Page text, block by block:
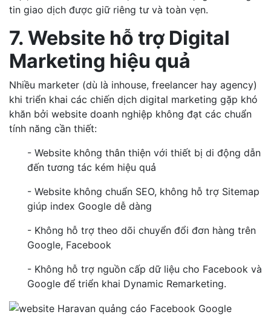
tin giao dịch được giữ riêng tư và toàn vẹn.
7. Website hỗ trợ Digital
Marketing hiệu quả
Nhiều marketer (dù là inhouse, freelancer hay agency)
khi triển khai các chiến dịch digital marketing gặp khó
khăn bởi website doanh nghiệp không đạt các chuẩn
tính năng cần thiết:
- Website không thân thiện với thiết bị di động dẫn
đến tương tác kém hiệu quả
- Website không chuẩn SEO, không hỗ trợ Sitemap
giúp index Google dễ dàng
- Không hỗ trợ theo dõi chuyển đổi đơn hàng trên
Google, Facebook
- Không hỗ trợ nguồn cấp dữ liệu cho Facebook và
Google để triển khai Dynamic Remarketing.